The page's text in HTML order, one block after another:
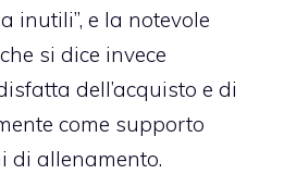
inutili”, e la notevole
si dice invece
dell’acquisto e di
come supporto
di allenamento.